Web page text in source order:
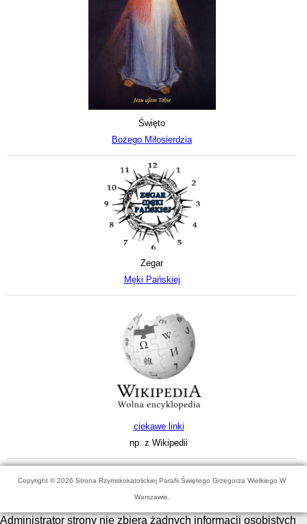
Święto
Bożego Miłosierdzia
Zegar
Męki Pańskiej
ciekawe linki
np. z Wikipedii
Copyright © 2026 Strona Rzymskokatolickiej Parafii Świętego Grzegorza Wielkiego W
Warszawie.
Administrator strony nie zbiera żadnych informacji osobistych